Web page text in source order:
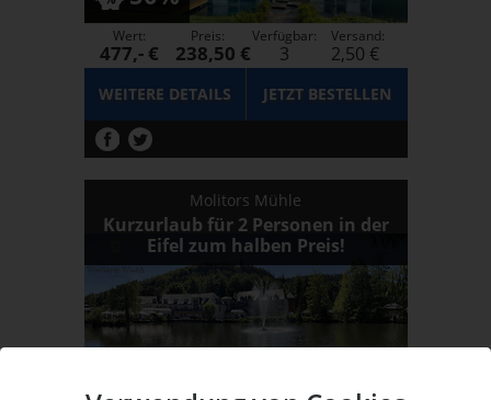
WEITERE DETAILS JETZTBESTELLEN
Wert:
477,- €
Preis:
238,50 €
Verfügbar:
3
Versand:
2,50 €
Molitors Mühle
Kurzurlaub für 2 Personen in der
Eifel zum halben Preis!